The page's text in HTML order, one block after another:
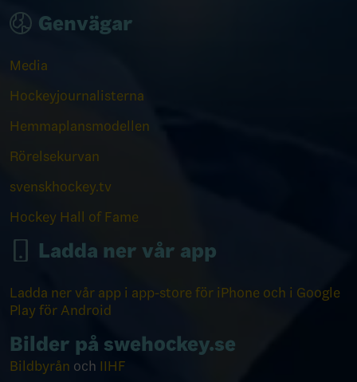
Genvägar
Media
Hockeyjournalisterna
Hemmaplansmodellen
Rörelsekurvan
svenskhockey.tv
Hockey Hall of Fame
Ladda ner vår app
Ladda ner vår app i app-store för iPhone och i Google
Play för Android
Bilder på swehockey.se
Bildbyrån och IIHF